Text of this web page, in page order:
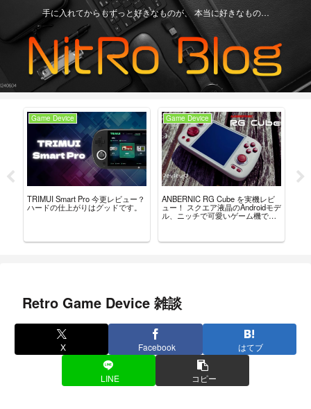
手に入れてからもずっと好きなものが、 本当に好きなもの…
Game Device
TRIMUI Smart Pro 今更レビュー？
ハードの仕上がりはグッドです。
Game Device
ANBERNIC RG Cube を実機レビ
ュー！ スクエア液晶のAndroidモデ
ル、ニッチで可愛いゲーム機で
Retro Game Device 雑談
X Facebook はてブ
LINE コピー